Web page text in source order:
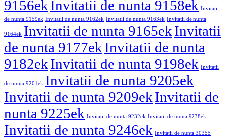
9156ekInvitatii de nunta 9158ek Invitatii
de nunta 9159ek Invitatii de nunta 9162ek Invitatii de nunta 9163ek Invitatii de nunta
9164ek Invitatii de nunta 9165ekInvitatii
de nunta 9177ekInvitatii de nunta
9182ekInvitatii de nunta 9198ek Invitatii
de nunta 9201ek Invitatii de nunta 9205ek
Invitatii de nunta 9209ekInvitatii de
nunta 9225ek Invitatii de nunta 9232ek Invitatii de nunta 9238ek
Invitatii de nunta 9246ek Invitatii de nunta 30355